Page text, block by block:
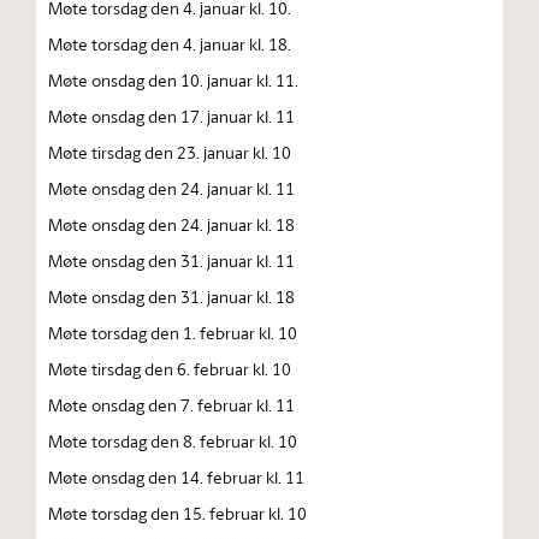
Møte torsdag den 4. januar kl. 10.
Møte torsdag den 4. januar kl. 18.
Møte onsdag den 10. januar kl. 11.
Møte onsdag den 17. januar kl. 11
Møte tirsdag den 23. januar kl. 10
Møte onsdag den 24. januar kl. 11
Møte onsdag den 24. januar kl. 18
Møte onsdag den 31. januar kl. 11
Møte onsdag den 31. januar kl. 18
Møte torsdag den 1. februar kl. 10
Møte tirsdag den 6. februar kl. 10
Møte onsdag den 7. februar kl. 11
Møte torsdag den 8. februar kl. 10
Møte onsdag den 14. februar kl. 11
Møte torsdag den 15. februar kl. 10